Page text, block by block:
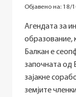
Објавено на: 18/
Агендата за
образование,
Балкан е
започната од
зајакне
земјите